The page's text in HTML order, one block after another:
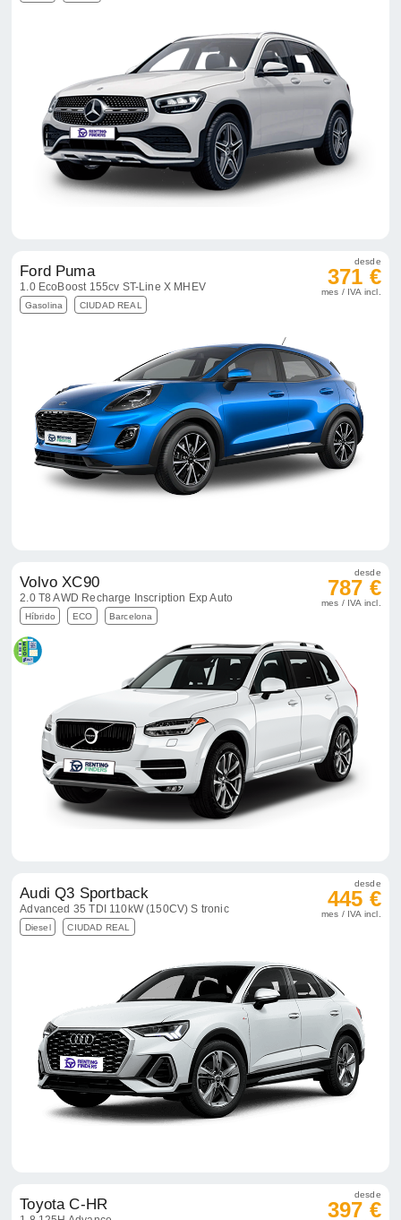
Ford Puma
1.0 EcoBoost 155cv ST-Line X MHEV
Gasolina CIUDAD REAL
desde
371 €
mes / IVA incl.
Volvo XC90
2.0 T8 AWD Recharge Inscription Exp Auto
Híbrido ECO Barcelona
desde
787 €
mes / IVA incl.
Audi Q3 Sportback
Advanced 35 TDI 110kW (150CV) S tronic
Diesel CIUDAD REAL
desde
445 €
mes / IVA incl.
Toyota C-HR
desde
397 €